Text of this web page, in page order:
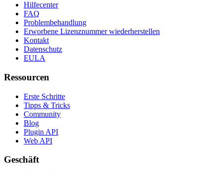
Hilfecenter
FAQ
Problembehandlung
Erworbene Lizenznummer wiederherstellen
Kontakt
Datenschutz
EULA
Ressourcen
Erste Schritte
Tipps & Tricks
Community
Blog
Plugin API
Web API
Geschäft